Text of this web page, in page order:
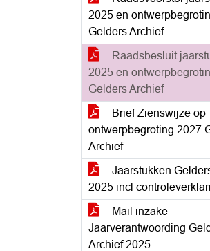
2025 en
Gelders Archief
Raadsbesluit
2025 en
Gelders Archief
Brief Zienswijze op
ontwerpbegroting 2027
Archief
Jaarstukken
2025 incl
Mail inzake
Jaarverantwoording
Archief 2025